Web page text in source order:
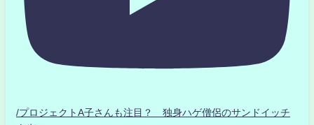
/プロジェクトA子さんも注目？ 独身ハゲ僧侶のサンドイッチ